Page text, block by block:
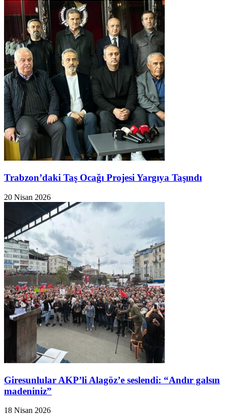
Trabzon’daki Taş Ocağı Projesi Yargıya Taşındı
20 Nisan 2026
Giresunlular AKP’li Alagöz’e seslendi: “Andır galsın
madeniniz”
18 Nisan 2026